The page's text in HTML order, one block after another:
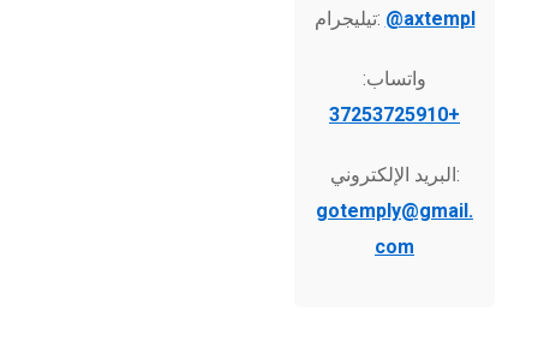
تيليجرام: @axtempl
واتساب:
+37253725910
البريد الإلكتروني:
gotemply@gmail.
com